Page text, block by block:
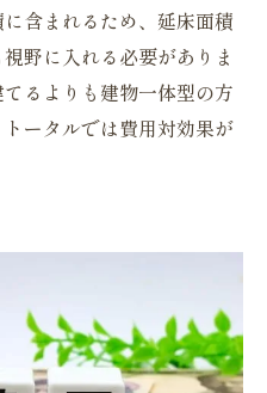
含まれるため、延床面積
野に入れる必要がありま
るよりも建物一体型の方
ータルでは費用対効果が